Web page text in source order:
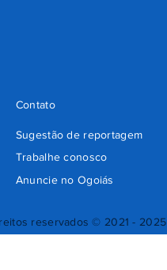
reservados © 2021 - 2025
Sugestão de reportagem
Trabalhe conosco
Anuncie no Ogoiás
Contato